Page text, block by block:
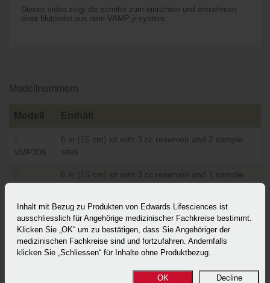
Inhalt mit Bezug zu Produkten von Edwards Lifesciences ist
ausschliesslich für Angehörige medizinischer Fachkreise bestimmt.
Klicken Sie „OK“ um zu bestätigen, dass Sie Angehöriger der
medizinischen Fachkreise sind und fortzufahren. Andernfalls
klicken Sie „Schliessen“ für Inhalte ohne Produktbezug.
OK Decline
Dieses video zeigt die schritte zum einrichten und entnehmen
einer blutprobe aus dem VAMP jr-system.
Modellnummern
Modell Enthält
VMP306
6 in (15 cm) kit with 3 cc reservoir and 2 sample
sites
6 in (15 cm) kit with 3 cc reservoir and 1 sample
VMP426
26 in (66 cm) kit with 3 cc reservoir and 1 sample
site
VMP448
48 in (122 cm) kit with 3 cc reservoir and 1 sample
site